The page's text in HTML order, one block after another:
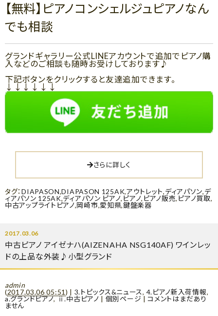
【無料】ピアノコンシェルジュピアノなん
でも相談
グランドギャラリー公式LINEアカウントで追加でピアノ購
入などのご相談も随時お受けしております♪
下記ボタンをクリックすると友達追加できます。
↓↓↓↓↓↓
さらに詳しく
タグ：DIAPASON,DIAPASON 125AK,アウトレット,ディアパソン,デ
ィアパソン 125AK,ディアパソン ピアノ, ピアノ, ピアノ販売, ピアノ買取,
中古アップライトピアノ,岡崎市,愛知県,鍵盤楽器
2017.03.06
中古ピアノ アイゼナハ(AIZENAHA NSG140AF) ワインレッ
ドの上品な外装♪小型グランド
admin
(2017.03.06 05:51 ) | 3.トピックス&ニュース, 4.ピアノ新入荷情報,
a.グランドピアノ,ⅱ.中古ピアノ | 個別ページ |コメントはまだあり
ません